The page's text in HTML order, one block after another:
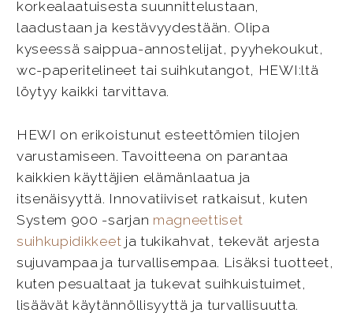
korkealaatuisesta suunnittelustaan,
laadustaan ja kestävyydestään. Olipa
kyseessä saippua-annostelijat, pyyhekoukut,
wc-paperitelineet tai suihkutangot, HEWI:ltä
löytyy kaikki tarvittava.
HEWI on erikoistunut esteettömien tilojen
varustamiseen. Tavoitteena on parantaa
kaikkien käyttäjien elämänlaatua ja
itsenäisyyttä. Innovatiiviset ratkaisut, kuten
System 900 -sarjan magneettiset
suihkupidikkeet ja tukikahvat, tekevät arjesta
sujuvampaa ja turvallisempaa. Lisäksi tuotteet,
kuten pesualtaat ja tukevat suihkuistuimet,
lisäävät käytännöllisyyttä ja turvallisuutta.